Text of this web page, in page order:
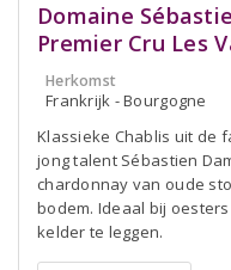
Domaine
Premier Cru Les
Herkomst
Frankrijk - Bourgogne
Klassieke Chablis uit de
jong talent Sébastien
chardonnay van oude
bodem. Ideaal bij
kelder te leggen.